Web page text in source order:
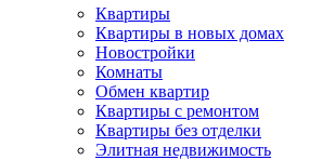
Квартиры
Квартиры в новых домах
Новостройки
Комнаты
Обмен квартир
Квартиры с ремонтом
Квартиры без отделки
Элитная недвижимость